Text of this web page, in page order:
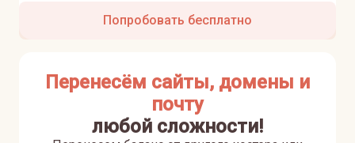
Попробовать бесплатно
Перенесём сайты, домены и
почту
любой сложности!